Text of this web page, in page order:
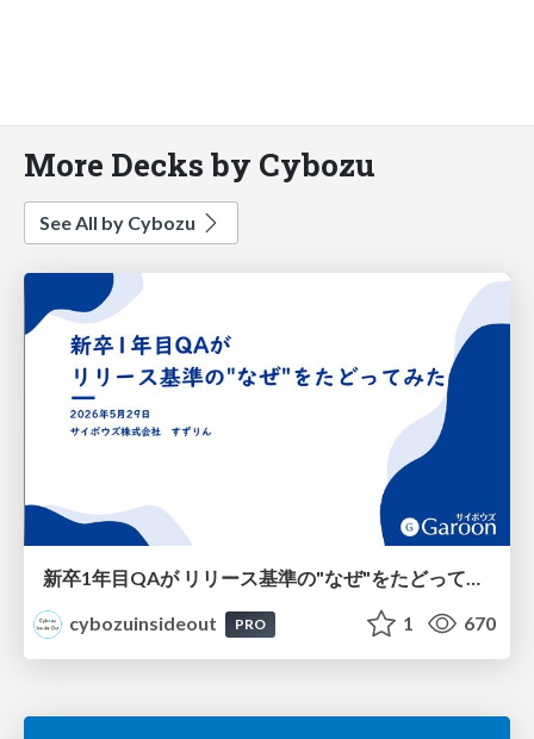
More Decks by Cybozu
See All by Cybozu
新卒1年目QAが リリース基準の"なぜ"をたどってみた
cybozuinsideout
PRO 1 670